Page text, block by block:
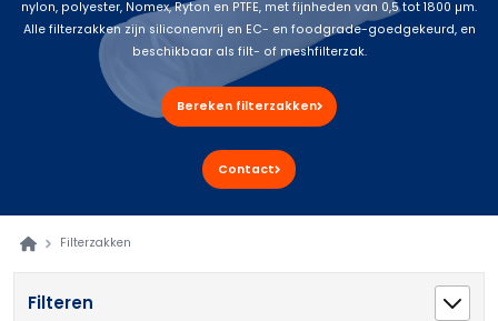
nylon, polyester, Nomex, Ryton en PTFE, met fijnheden van 0,5 tot 1800 µm.
Alle filterzakken zijn siliconenvrij en EC- en foodgrade-goedgekeurd, en
beschikbaar als filt- of meshfilterzak.
Bereken filterzakken
Contact
Filterzakken
Filteren